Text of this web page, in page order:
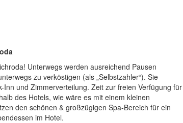
Unterwegs werden ausreichend Pausen
zu verköstigen (als „Selbstzahler“). Sie
und Zimmerverteilung. Zeit zur freien Verfügung für
des Hotels, wie wäre es mit einem kleinen
den schönen & großzügigen Spa-Bereich für ein
im Hotel.